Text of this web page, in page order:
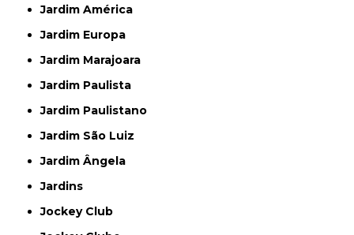
Jardim América
Jardim Europa
Jardim Marajoara
Jardim Paulista
Jardim Paulistano
Jardim São Luiz
Jardim Ângela
Jardins
Jockey Club